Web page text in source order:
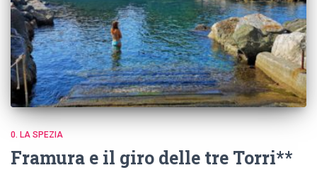
0. LA SPEZIA
Framura e il giro delle tre Torri**